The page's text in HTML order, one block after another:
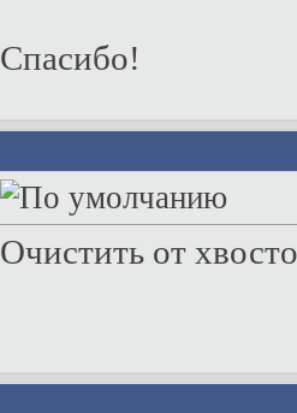
Спасибо!
Очистить от